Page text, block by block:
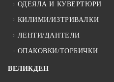
ОДЕЯЛА И КУВЕРТЮРИ
КИЛИМИ/ИЗТРИВАЛКИ
ЛЕНТИ/ДАНТЕЛИ
ОПАКОВКИ/ТОРБИЧКИ
ВЕЛИКДЕН